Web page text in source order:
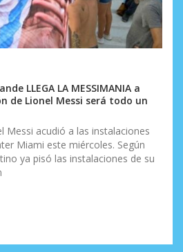
LLEGA LA MESSIMANIA a
de Lionel Messi será todo un
Messi acudió a las instalaciones
Miami este miércoles. Según
ya pisó las instalaciones de su